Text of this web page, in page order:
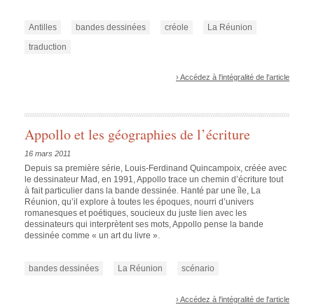
Antilles bandes dessinées créole
La Réunion
traduction
› Accédez à l'intégralité de l'article
Appollo et les géographies de l’écriture
16 mars 2011
Depuis sa première série, Louis-Ferdinand Quincampoix, créée avec
le dessinateur Mad, en 1991, Appollo trace un chemin d’écriture tout
à fait particulier dans la bande dessinée. Hanté par une île, La
Réunion, qu’il explore à toutes les époques, nourri d’univers
romanesques et poétiques, soucieux du juste lien avec les
dessinateurs qui interprètent ses mots, Appollo pense la bande
dessinée comme « un art du livre ».
bandes dessinées La Réunion scénario
› Accédez à l'intégralité de l'article